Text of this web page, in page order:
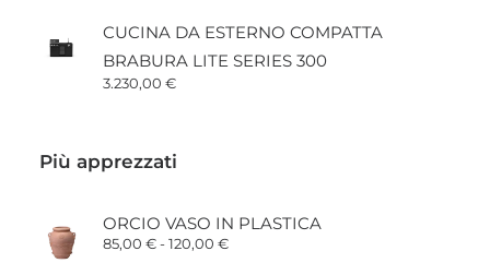
CUCINA DA ESTERNO COMPATTA
BRABURA LITE SERIES 300
3.230,00 €
Più apprezzati
ORCIO VASO IN PLASTICA
85,00 €-120,00 €Fascia